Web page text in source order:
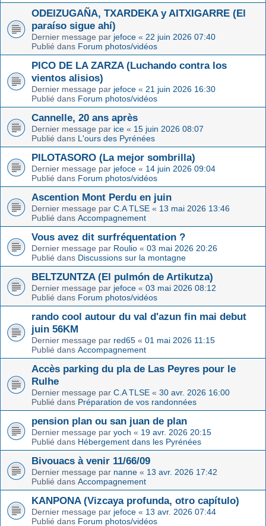
ODEIZUGAÑA, TXARDEKA y AITXIGARRE (El
paraíso sigue ahí)
Dernier message par jefoce « 22 juin 2026 07:40
Publié dans Forum photos/vidéos
PICO DE LA ZARZA (Luchando contra los
vientos alisios)
Dernier message par jefoce « 21 juin 2026 16:30
Publié dans Forum photos/vidéos
Cannelle, 20 ans après
Dernier message par ice « 15 juin 2026 08:07
Publié dans L'ours des Pyrénées
PILOTASORO (La mejor sombrilla)
Dernier message par jefoce « 14 juin 2026 09:04
Publié dans Forum photos/vidéos
Ascention Mont Perdu en juin
Dernier message par C.A TLSE « 13 mai 2026 13:46
Publié dans Accompagnement
Vous avez dit surfréquentation ?
Dernier message par Roulio « 03 mai 2026 20:26
Publié dans Discussions sur la montagne
BELTZUNTZA (El pulmón de Artikutza)
Dernier message par jefoce « 03 mai 2026 08:12
Publié dans Forum photos/vidéos
rando cool autour du val d'azun fin mai debut
juin 56KM
Dernier message par red65 « 01 mai 2026 11:15
Publié dans Accompagnement
Accès parking du pla de Las Peyres pour le
Rulhe
Dernier message par C.A TLSE « 30 avr. 2026 16:00
Publié dans Préparation de vos randonnées
pension plan ou san juan de plan
Dernier message par yoch « 19 avr. 2026 20:15
Publié dans Hébergement dans les Pyrénées
Bivouacs à venir 11/66/09
Dernier message par nanne « 13 avr. 2026 17:42
Publié dans Accompagnement
KANPONA (Vizcaya profunda, otro capítulo)
Dernier message par jefoce « 13 avr. 2026 07:44
Publié dans Forum photos/vidéos